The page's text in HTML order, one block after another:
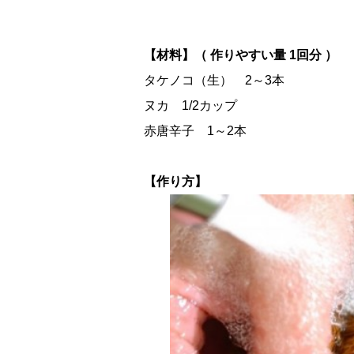
【材料】（ 作りやすい量 1回分 ）
タケノコ（生） 2～3本
ヌカ 1/2カップ
赤唐辛子 1～2本
【作り方】